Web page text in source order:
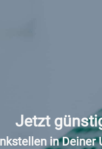
Jetzt
in Deiner